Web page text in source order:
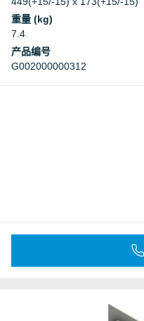
重量 (kg)
7.4
产品编号
G002000000312